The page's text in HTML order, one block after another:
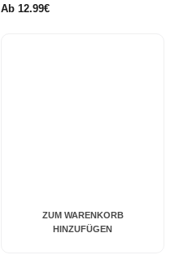
Ab 12.99€
ZUM WARENKORB
HINZUFÜGEN